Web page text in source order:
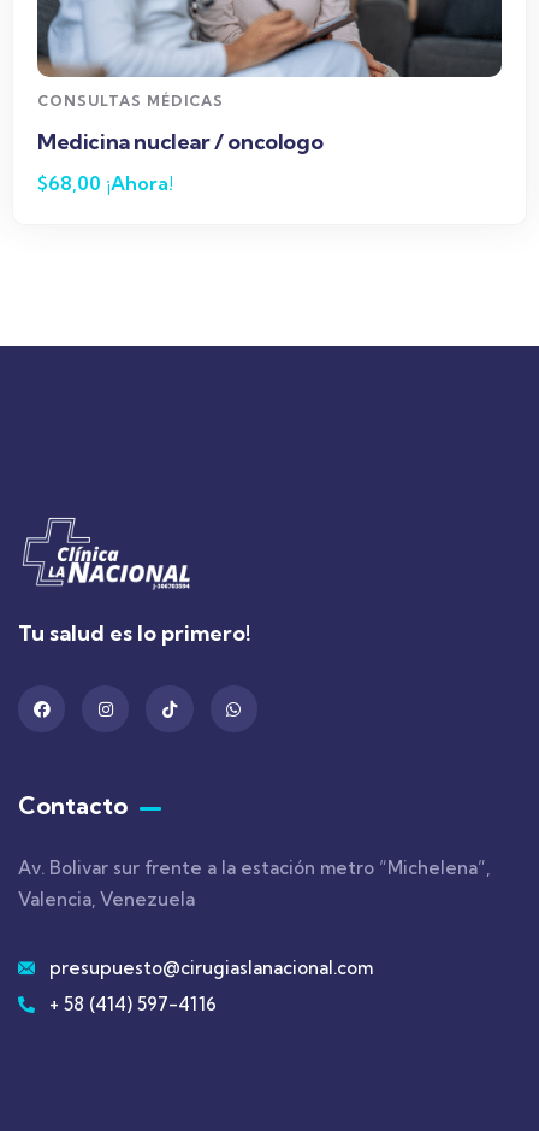
CONSULTAS MÉDICAS
Medicina nuclear / oncologo
$68,00 ¡Ahora!
Tu salud es lo primero!
Contacto
Av. Bolivar sur frente a la estación metro “Michelena”,
Valencia, Venezuela
presupuesto@cirugiaslanacional.com
+ 58 (414) 597-4116